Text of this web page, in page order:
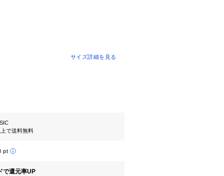
サイズ詳細を見る
で送料無料
pt
で還元率UP